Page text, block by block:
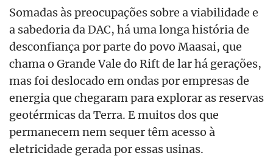
Somadas às preocupações sobre a viabilidade e
a sabedoria da DAC, há uma longa história de
desconfiança por parte do povo Maasai, que
chama o Grande Vale do Rift de lar há gerações,
mas foi deslocado em ondas por empresas de
energia que chegaram para explorar as reservas
geotérmicas da Terra. E muitos dos que
permanecem nem sequer têm acesso à
eletricidade gerada por essas usinas.